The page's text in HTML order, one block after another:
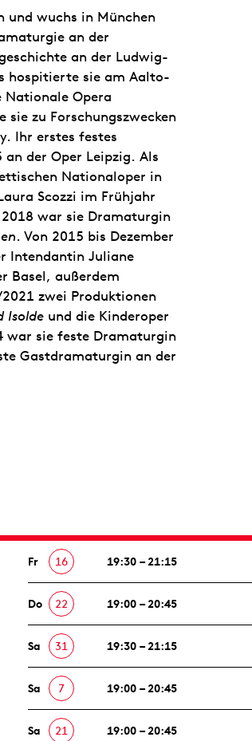
und wuchs in München
an der
an der Ludwig-
hospitierte sie am Aalto-
Nationale Opera
zu Forschungszwecken
Ihr erstes festes
der Oper Leipzig. Als
Nationaloper in
Scozzi im Frühjahr
war sie Dramaturgin
. Von 2015 bis Dezember
Intendantin Juliane
Basel, außerdem
zwei Produktionen
Isolde und die Kinderoper
war sie feste Dramaturgin
Gastdramaturgin an der
Fr 16 19:30 – 21:15
Do 22 19:00 – 20:45
Sa 31 19:30 – 21:15
Sa 7 19:00 – 20:45
Sa 21 19:00 – 20:45